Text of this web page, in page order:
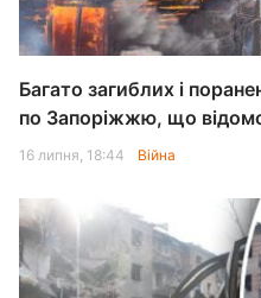
Багато загиблих і
по Запоріжжю, що
16 липня, 18:44 Війна